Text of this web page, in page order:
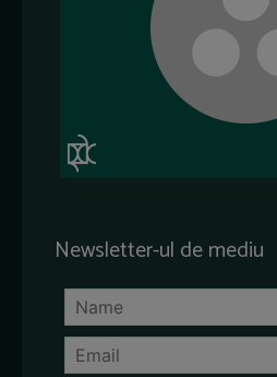
Newsletter-ul de mediu